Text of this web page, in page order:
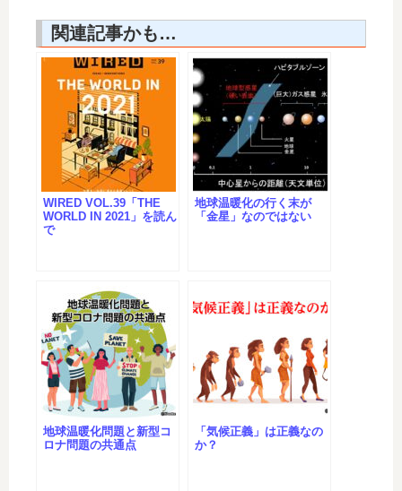
関連記事かも…
WIRED VOL.39「THE
WORLD IN 2021」を読ん
で
地球温暖化の行く末が
「金星」なのではない
地球温暖化問題と新型コ
ロナ問題の共通点
「気候正義」は正義なの
か？